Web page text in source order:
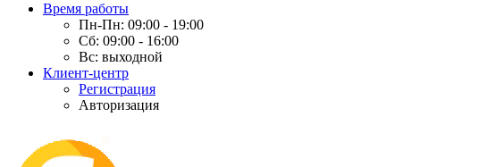
Время работы
Пн-Пн: 09:00 - 19:00
Сб: 09:00 - 16:00
Вс: выходной
Клиент-центр
Регистрация
Авторизация